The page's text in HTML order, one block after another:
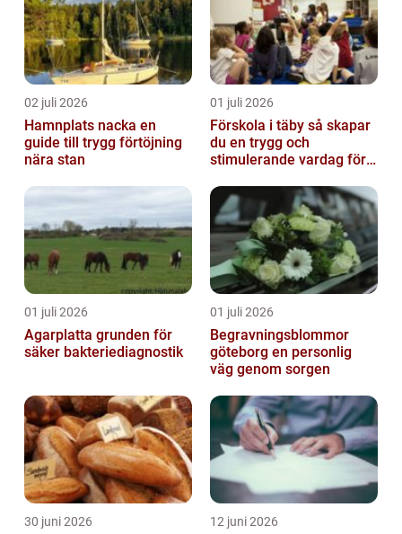
02 juli 2026
Hamnplats nacka en
guide till trygg förtöjning
nära stan
01 juli 2026
Förskola i täby så skapar
du en trygg och
stimulerande vardag för
01 juli 2026
Agarplatta grunden för
säker bakteriediagnostik
01 juli 2026
Begravningsblommor
göteborg en personlig
väg genom sorgen
30 juni 2026 12 juni 2026